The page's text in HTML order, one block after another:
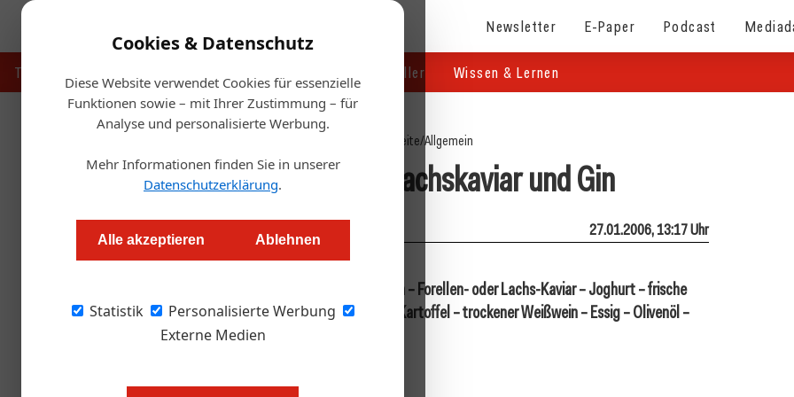
Cookies & Datenschutz
Diese Website verwendet Cookies für essenzielle
Funktionen sowie – mit Ihrer Zustimmung – für
Analyse und personalisierte Werbung.
Mehr Informationen finden Sie in unserer
Datenschutzerklärung.
Alle akzeptieren Ablehnen
Statistik
Personalisierte Werbung
Externe Medien
Newsletter E-Paper Podcast
Touristik Handel & Hersteller Wissen & Lernen
Startseite/Allgemein
Chinakohl mit Lachskaviar und Gin
Redaktion.OEGZ 27.01.2006, 13:17 Uhr
Zutaten: – China- oder Wirsing-Kohl – Zwiebeln – Forellen- oder Lachs-Kaviar – Joghurt – frische
Kräuter (Oregano, Basilikum, Dill …) – mehlige Kartoffel – trockener Weißwein – Essig – Olivenöl –
Salz, Pfeffer, Ingwer – Gin
Zubereitung: